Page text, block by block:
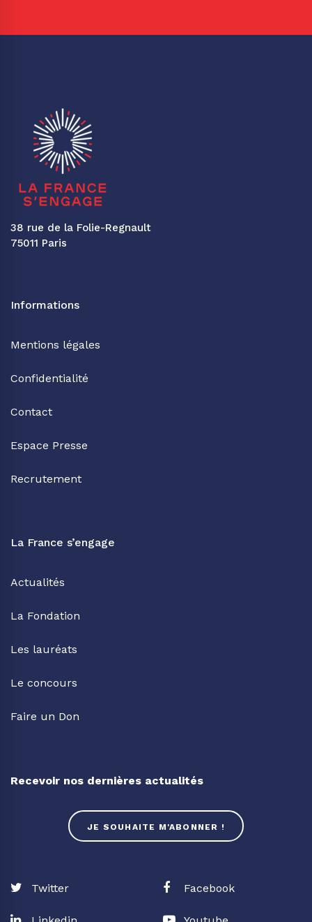
38 rue de la Folie-Regnault
75011 Paris
Informations
Mentions légales
Confidentialité
Contact
Espace Presse
Recrutement
La France s’engage
Actualités
La Fondation
Les lauréats
Le concours
Faire un Don
Recevoir nos dernières actualités
JE SOUHAITE M'ABONNER !
Twitter Facebook